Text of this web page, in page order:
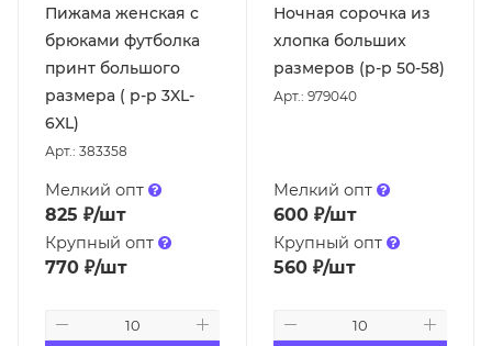
Пижама женская с
брюками футболка
принт большого
размера ( р-р 3XL-
6XL)
Арт.: 383358
Мелкий опт
825 ₽/шт
Крупный опт
770 ₽/шт
Ночная сорочка из
хлопка больших
размеров (р-р 50-58)
Арт.: 979040
Мелкий опт
600₽/шт
Крупный опт
560₽/шт